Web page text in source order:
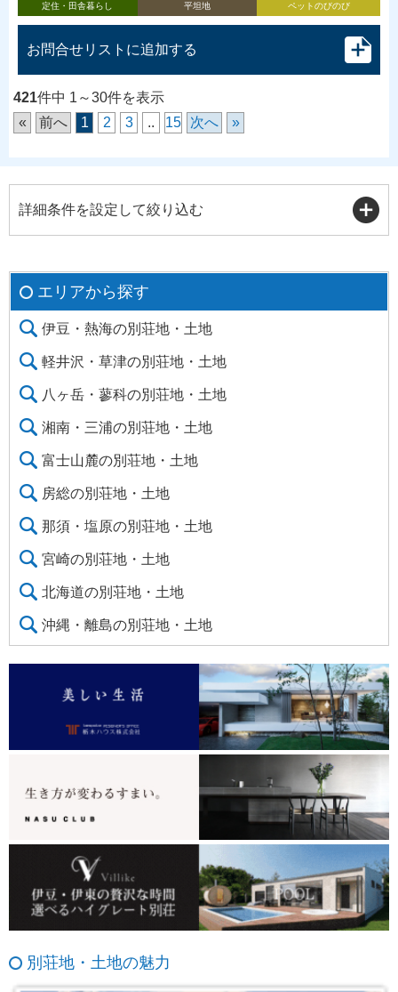
定住・田舎暮らし 平坦地 ペットのびのび
お問合せリストに追加する
421件中 1～30件を表示
«
前へ 1 2 3 .. 15 次へ »
詳細条件を設定して絞り込む
エリアから探す
伊豆・熱海の別荘地・土地
軽井沢・草津の別荘地・土地
八ヶ岳・蓼科の別荘地・土地
湘南・三浦の別荘地・土地
富士山麓の別荘地・土地
房総の別荘地・土地
那須・塩原の別荘地・土地
宮崎の別荘地・土地
北海道の別荘地・土地
沖縄・離島の別荘地・土地
別荘地・土地の魅力